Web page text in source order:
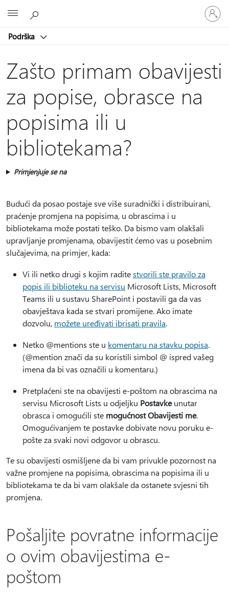
Podrška
Prijavite
se
u
račun
Zašto primam obavijesti
za popise, obrasce na
popisima ili u
bibliotekama?
Primjenjuje se na
Budući da posao postaje sve više suradnički i distribuirani,
praćenje promjena na popisima, u obrascima i u
bibliotekama može postati teško. Da bismo vam olakšali
upravljanje promjenama, obavijestit ćemo vas u posebnim
slučajevima, na primjer, kada:
Vi ili netko drugi s kojim raditestvorili ste pravilo za
popis ili biblioteku na servisu Microsoft Lists, Microsoft
Teams ili u sustavu SharePoint i postavili ga da vas
obavještava kada se stvari promijene. Ako imate
dozvolu, možete uređivati ibrisati pravila.
Netko @mentions ste u komentaru na stavku popisa.
(@mention znači da su koristili simbol @ ispred vašeg
imena da bi vas označili u komentaru.)
Pretplaćeni ste na obavijesti e-poštom na obrascima na
servisu Microsoft Lists u odjeljku Postavkeunutar
obrasca i omogućili ste mogućnost Obavijesti me.
Omogućivanjem te postavke dobivate novu poruku e-
pošte za svaki novi odgovor u obrascu.
Te su obavijesti osmišljene da bi vam privukle pozornost na
važne promjene na popisima, obrascima na popisima ili u
bibliotekama te da bi vam olakšale da ostanete svjesni tih
promjena.
Pošaljite povratne informacije
o ovim obavijestima e-
poštom